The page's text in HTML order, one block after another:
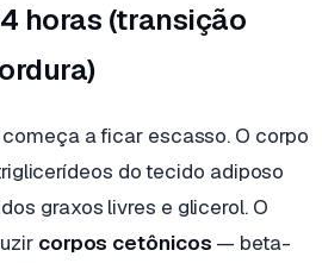
horas (transição
a ficar escasso. O corpo
do tecido adiposo
graxos livres e glicerol. O
corpos cetônicos — beta-